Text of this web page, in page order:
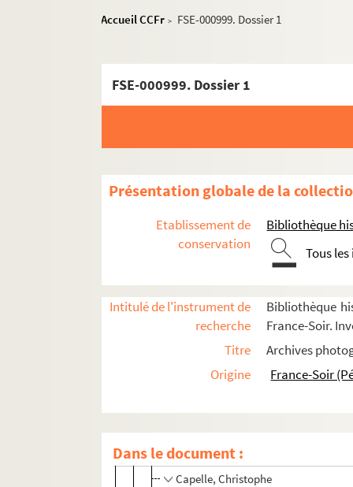
Accueil CCFr > FSE-000999. Dossier 1
FSE-000999. Dossier 1
Présentation globale de la
Etablissement de
conservation
Bibliothèque
Tous
Intitulé de l'instrument de
recherche
Bibliothèque
France-Soir.
Titre
Archives
Origine
France-Soir
Dans le document :
Cabestany, Peio Ruiz
FSE-000992. Cahard, Yave
FSC-000442. Calcatera, Giuseppe
FSE-004396. Callebout, Roland
FSC-000443. Camacho, Garcia
Camargo, Alberto
FSC-000445. Camenzind, Oscar
Camusso, Francesco
FSE-004398. Canavese, Antonin
FSC-000446. Canins, Maria
FSE-000994. Canzonieri, Amalgo
Capelle, Christophe